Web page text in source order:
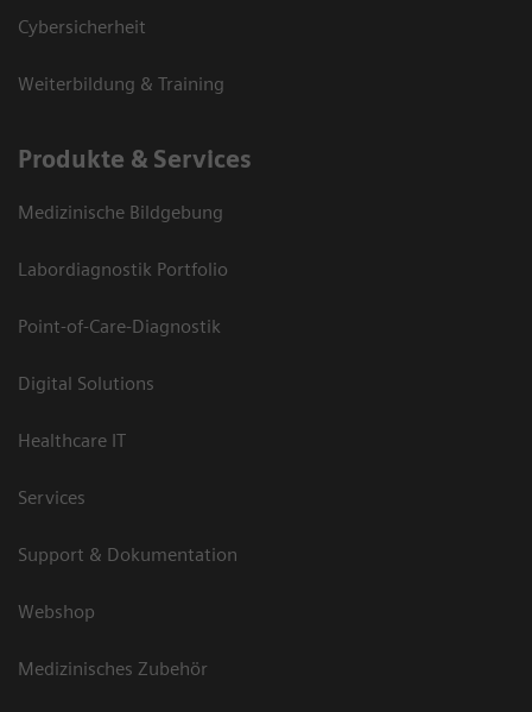
Cybersicherheit
Weiterbildung & Training
Produkte & Services
Medizinische Bildgebung
Labordiagnostik Portfolio
Point-of-Care-Diagnostik
Digital Solutions
Healthcare IT
Services
Support & Dokumentation
Webshop
Medizinisches Zubehör